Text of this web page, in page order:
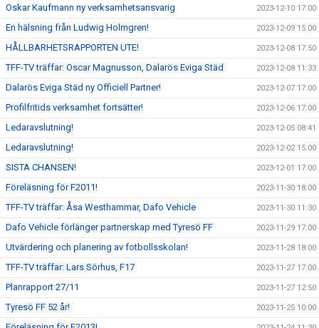
Oskar Kaufmann ny verksamhetsansvarig 2023-12-10 17:00
En hälsning från Ludwig Holmgren! 2023-12-09 15:00
HÅLLBARHETSRAPPORTEN UTE! 2023-12-08 17:50
TFF-TV träffar: Oscar Magnusson, Dalarös Eviga Städ 2023-12-08 11:33
Dalarös Eviga Städ ny Officiell Partner! 2023-12-07 17:00
Profilfritids verksamhet fortsätter! 2023-12-06 17:00
Ledaravslutning! 2023-12-05 08:41
Ledaravslutning! 2023-12-02 15:00
SISTA CHANSEN! 2023-12-01 17:00
Föreläsning för F2011! 2023-11-30 18:00
TFF-TV träffar: Åsa Westhammar, Dafo Vehicle 2023-11-30 11:30
Dafo Vehicle förlänger partnerskap med Tyresö FF 2023-11-29 17:00
Utvärdering och planering av fotbollsskolan! 2023-11-28 18:00
TFF-TV träffar: Lars Sörhus, F17 2023-11-27 17:00
Planrapport 27/11 2023-11-27 12:50
Tyresö FF 52 år! 2023-11-25 10:00